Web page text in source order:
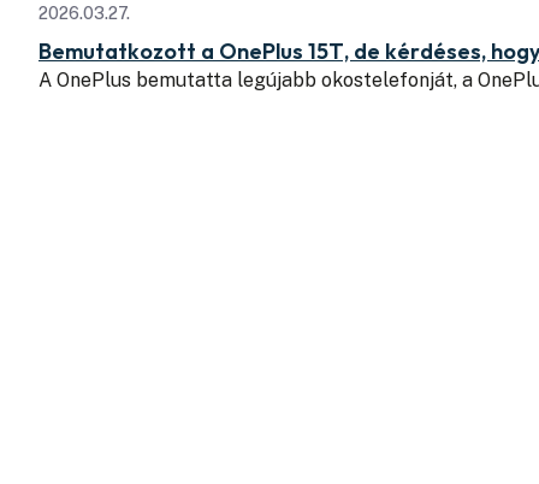
2026.03.27.
Bemutatkozott a OnePlus 15T, de kérdéses,
A OnePlus bemutatta legújabb okostelefonját, a